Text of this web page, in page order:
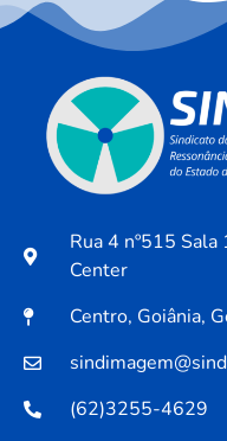
Rua 4 nº515
Center
Centro, Goiânia,
(62)3255-4629